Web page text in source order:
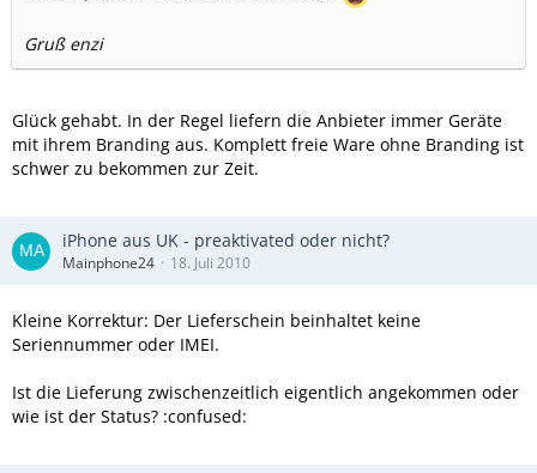
Gruß enzi
Glück gehabt. In der Regel liefern die Anbieter immer Geräte
mit ihrem Branding aus. Komplett freie Ware ohne Branding ist
schwer zu bekommen zur Zeit.
iPhone aus UK - preaktivated oder nicht?
Mainphone24 18. Juli 2010
Kleine Korrektur: Der Lieferschein beinhaltet keine
Seriennummer oder IMEI.
Ist die Lieferung zwischenzeitlich eigentlich angekommen oder
wie ist der Status? :confused: